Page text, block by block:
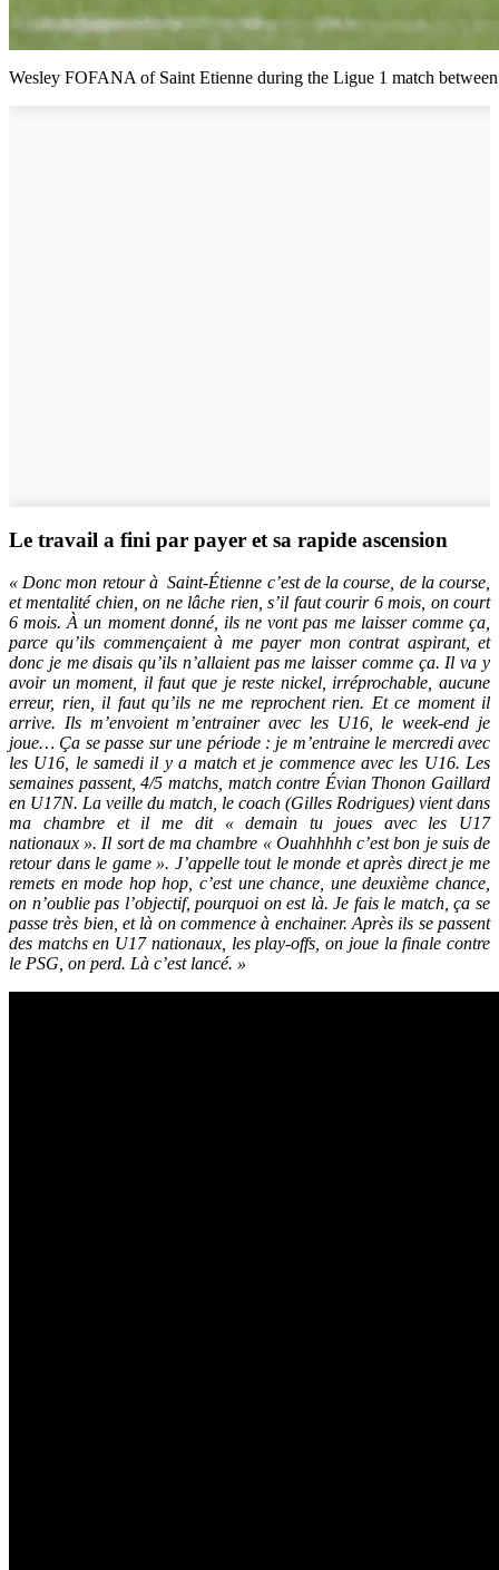
Wesley FOFANA of Saint Etienne during the Ligue 1 match
Le travail a fini par payer et sa rapide ascension
« Donc mon retour à Saint-Étienne c’est de la course, de la course,
et mentalité chien, on ne lâche rien, s’il faut courir 6 mois, on court
6 mois. À un moment donné, ils ne vont pas me laisser comme ça,
parce qu’ils commençaient à me payer mon contrat aspirant, et
donc je me disais qu’ils n’allaient pas me laisser comme ça. Il va y
avoir un moment, il faut que je reste nickel, irréprochable, aucune
erreur, rien, il faut qu’ils ne me reprochent rien. Et ce moment il
arrive. Ils m’envoient m’entrainer avec les U16, le week-end je
joue… Ça se passe sur une période : je m’entraine le mercredi avec
les U16, le samedi il y a match et je commence avec les U16. Les
semaines passent, 4/5 matchs, match contre Évian Thonon Gaillard
en U17N. La veille du match, le coach (Gilles Rodrigues) vient dans
ma chambre et il me dit « demain tu joues avec les U17
nationaux ». Il sort de ma chambre « Ouahhhhh c’est bon je suis de
retour dans le game ». J’appelle tout le monde et après direct je me
remets en mode hop hop, c’est une chance, une deuxième chance,
on n’oublie pas l’objectif, pourquoi on est là. Je fais le match, ça se
passe très bien, et là on commence à enchainer. Après ils se passent
des matchs en U17 nationaux, les play-offs, on joue la finale contre
le PSG, on perd. Là c’est lancé. »